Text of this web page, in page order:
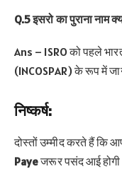
Q.5 इसरो का पुराना नाम
Ans – ISRO को पहले
(INCOSPAR) के रूप में
निष्कर्ष:
दोस्तों उम्मीद करते हैं कि
Payeजरूर पसंद आई